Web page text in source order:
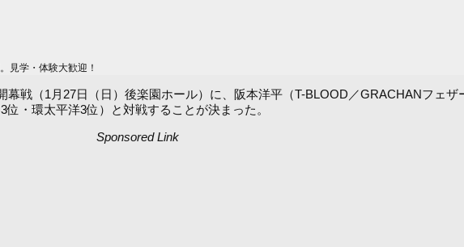
見学・体験大歓迎！
戦（1月27日（日）後楽園ホール）に、阪本洋平（T-BLOOD／GRACHANフェ
・環太平洋3位）と対戦することが決まった。
Sponsored Link